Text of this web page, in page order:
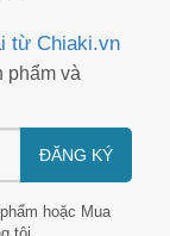
từ Chiaki.vn
phẩm và
ĐĂNG KÝ
hoặc Mua